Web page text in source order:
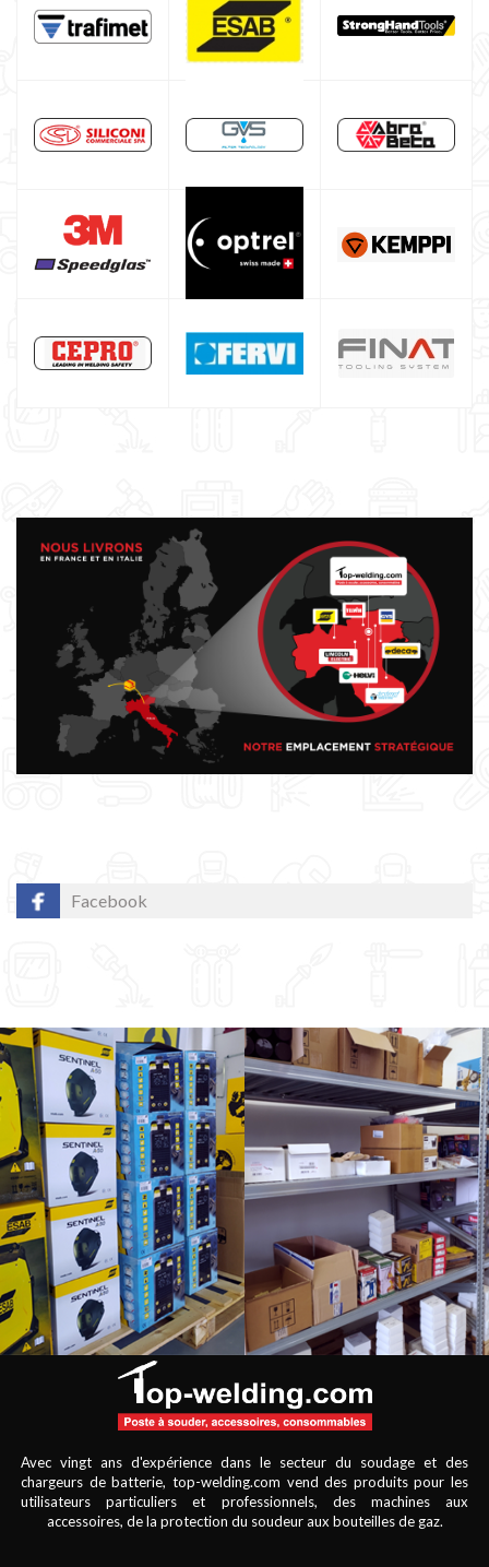
Poste à souder aluminium
Poste à souder fil fourré
Fer à souder pour le bricolage
Équipement complémentaire au soudage
Promotion
Cagoule de soudure automatique
Masque de soudage professionnel
Poste à souder inverter italien
Facebook
Avec vingt ans d'expérience dans le secteur du soudage et des
chargeurs de batterie, top-welding.com vend des produits pour les
utilisateurs particuliers et professionnels, des machines aux
accessoires, de la protection du soudeur aux bouteilles de gaz.